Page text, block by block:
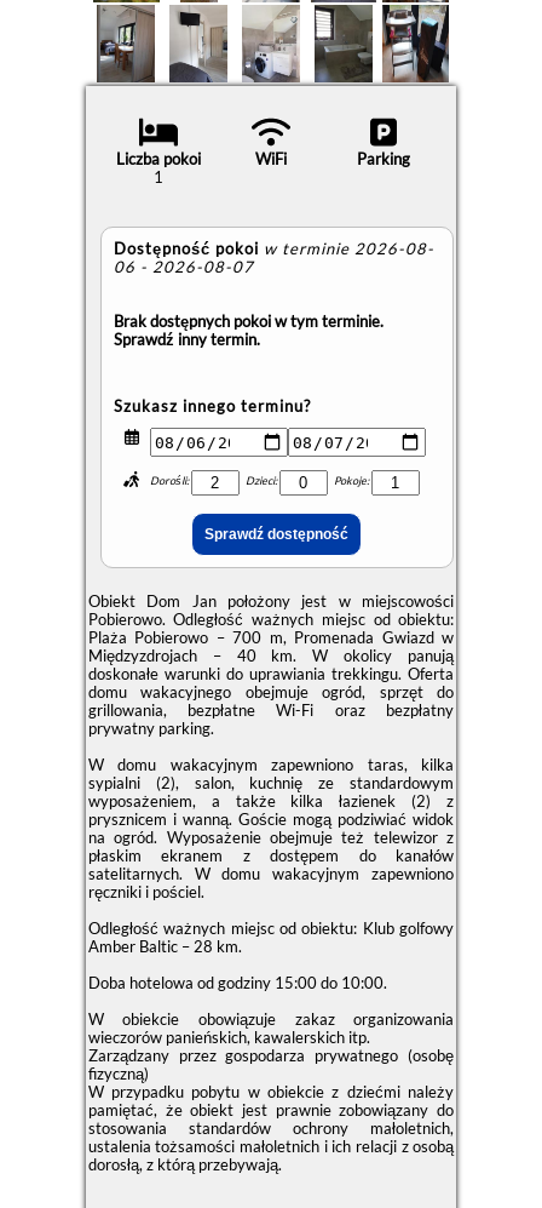
Liczba pokoi
1
WiFi Parking
Dostępność pokoi w terminie 2026-08-
06 - 2026-08-07
Brak dostępnych pokoi w tym terminie.
Sprawdź inny termin.
Szukasz innego terminu?
Dorośli: Dzieci: Pokoje:
Obiekt Dom Jan położony jest w miejscowości
Pobierowo. Odległość ważnych miejsc od obiektu:
Plaża Pobierowo – 700 m, Promenada Gwiazd w
Międzyzdrojach – 40 km. W okolicy panują
doskonałe warunki do uprawiania trekkingu. Oferta
domu wakacyjnego obejmuje ogród, sprzęt do
grillowania, bezpłatne Wi-Fi oraz bezpłatny
prywatny parking.
W domu wakacyjnym zapewniono taras, kilka
sypialni (2), salon, kuchnię ze standardowym
wyposażeniem, a także kilka łazienek (2) z
prysznicem i wanną. Goście mogą podziwiać widok
na ogród. Wyposażenie obejmuje też telewizor z
płaskim ekranem z dostępem do kanałów
satelitarnych. W domu wakacyjnym zapewniono
ręczniki i pościel.
Odległość ważnych miejsc od obiektu: Klub golfowy
Amber Baltic – 28 km.
Doba hotelowa od godziny 15:00do 10:00.
W obiekcie obowiązuje zakaz organizowania
wieczorów panieńskich, kawalerskich itp.
Zarządzany przez gospodarza prywatnego (osobę
fizyczną)
W przypadku pobytu w obiekcie z dziećmi należy
pamiętać, że obiekt jest prawnie zobowiązany do
stosowania standardów ochrony małoletnich,
ustalenia tożsamości małoletnich i ich relacji z osobą
dorosłą, z którą przebywają.